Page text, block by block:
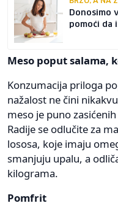
Donosimo
pomoći da
Meso poput salama,
Konzumacija priloga
nažalost ne čini
meso je puno
Radije se odlučite za
lososa, koje imaju
smanjuju upalu, a
kilograma.
Pomfrit